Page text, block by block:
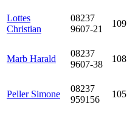
Lottes
Christian
08237
9607-21
109
Marb Harald
08237
9607-38
108
Peller Simone
08237
959156
105